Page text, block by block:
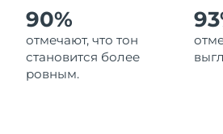
90%
отмечают, что тон
становится более
ровным.
Казахстан
Кувейт